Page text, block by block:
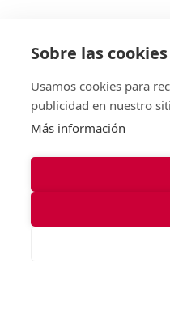
Sobre las
Usamos cookies para
publicidad en nuestro
Más información